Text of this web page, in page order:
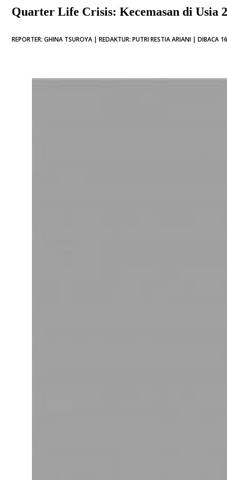
Quarter Life Crisis: Kecemasan di Usia
REPORTER: GHINA TSUROYA | REDAKTUR: PUTRI RESTIA ARIANI | DIBACA